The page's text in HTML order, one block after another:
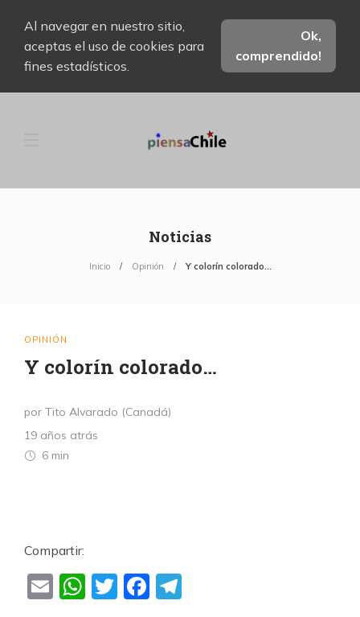
Al navegar en nuestro sitio,
aceptas el uso de cookies para
fines estadísticos.
Ok,
comprendido!
Noticias
Inicio Opinión Y colorín colorado…
OPINIÓN
Y colorín colorado…
por Tito Alvarado (Canadá)
19 años atrás
6 min
Compartir:
EmailWhatsApp
TwitterFacebook